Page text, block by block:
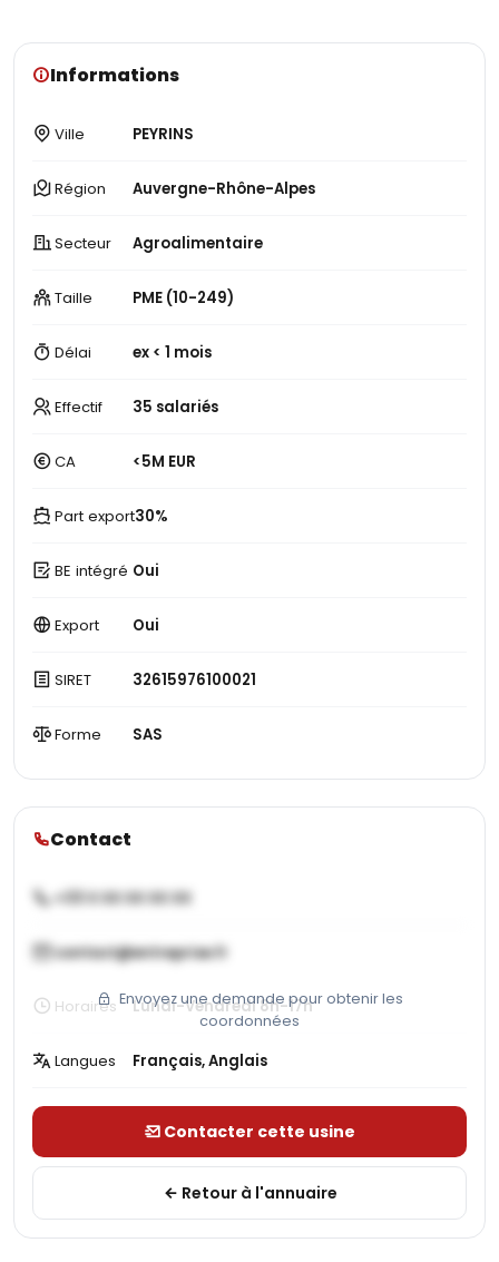
Informations
Ville PEYRINS
Région Auvergne-Rhône-Alpes
Secteur Agroalimentaire
Taille PME (10-249)
Délai ex < 1 mois
Effectif 35 salariés
CA <5M EUR
Part export30%
BE intégré Oui
Export Oui
SIRET 32615976100021
Forme SAS
Contact
+33 X XX XX XX XX
contact@entreprise.fr
Envoyez une demande pour obtenir les
coordonnées
Horaires Lundi-Vendredi 8h-17h
Langues Français, Anglais
Contacter cette usine
Retour à l'annuaire